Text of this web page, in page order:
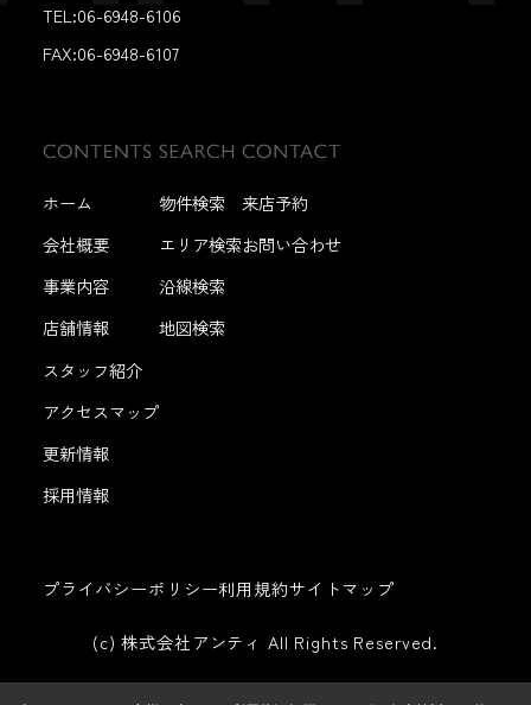
TEL:06-6948-6106
FAX:06-6948-6107
ホーム
会社概要
事業内容
店舗情報
スタッフ紹介
アクセスマップ
更新情報
採用情報
物件検索
エリア検索
沿線検索
地図検索
来店予約
お問い合わせ
プライバシーポリシー利用規約サイトマップ
(c) 株式会社アンティ All Rights Reserved.